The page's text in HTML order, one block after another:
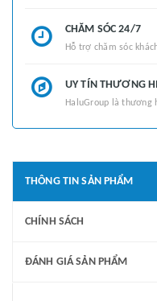
CHĂM SÓC 24/7
Hỗ trợ chăm sóc
UY TÍN THƯƠNG
HaluGroup là thương
THÔNG TIN SẢN PHẨM
CHÍNH SÁCH
ĐÁNH GIÁ SẢN PHẨM